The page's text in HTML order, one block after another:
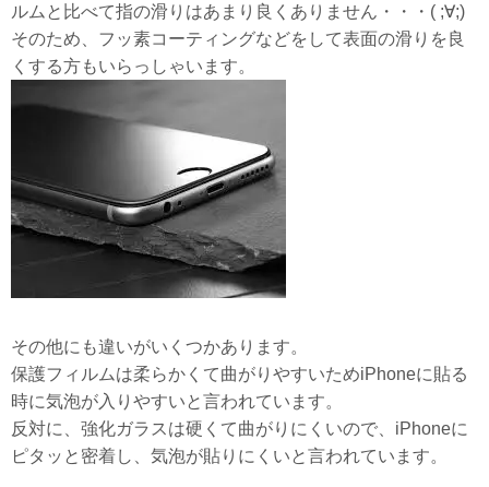
ルムと比べて指の滑りはあまり良くありません・・・( ;∀;)
そのため、フッ素コーティングなどをして表面の滑りを良
くする方もいらっしゃいます。
その他にも違いがいくつかあります。
保護フィルムは柔らかくて曲がりやすいためiPhoneに貼る
時に気泡が入りやすいと言われています。
反対に、強化ガラスは硬くて曲がりにくいので、iPhoneに
ピタッと密着し、気泡が貼りにくいと言われています。